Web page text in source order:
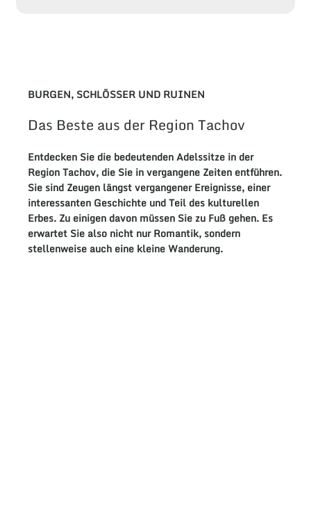
BURGEN, SCHLÖSSER UND RUINEN
Das Beste aus der Region Tachov
Entdecken Sie die bedeutenden Adelssitze in der
Region Tachov, die Sie in vergangene Zeiten entführen.
Sie sind Zeugen längst vergangenerEreignisse, einer
interessanten Geschichte undTeil des kulturellen
Erbes. Zu einigen davon müssen Sie zu Fuß gehen. Es
erwartet Sie also nicht nurRomantik, sondern
stellenweise auch eine kleineWanderung.